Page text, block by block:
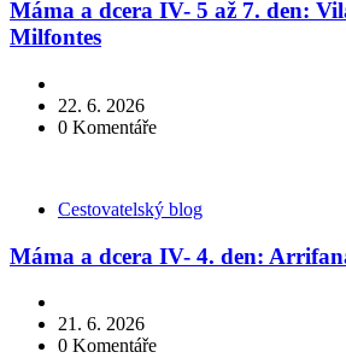
Máma a dcera IV- 5 až 7. den:
Milfontes
22. 6. 2026
0 Komentáře
KategorieCestovatelský blog
Máma a dcera IV- 4. den:
21. 6. 2026
0 Komentáře